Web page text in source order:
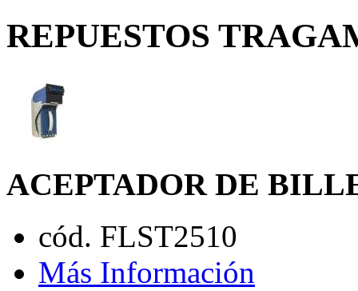
REPUESTOS
ACEPTADOR DE
cód. FLST2510
Más Información